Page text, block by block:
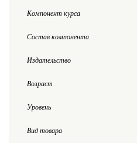
Компонент курса
Состав компонента
Издательство
Возраст
Уровень
Вид товара